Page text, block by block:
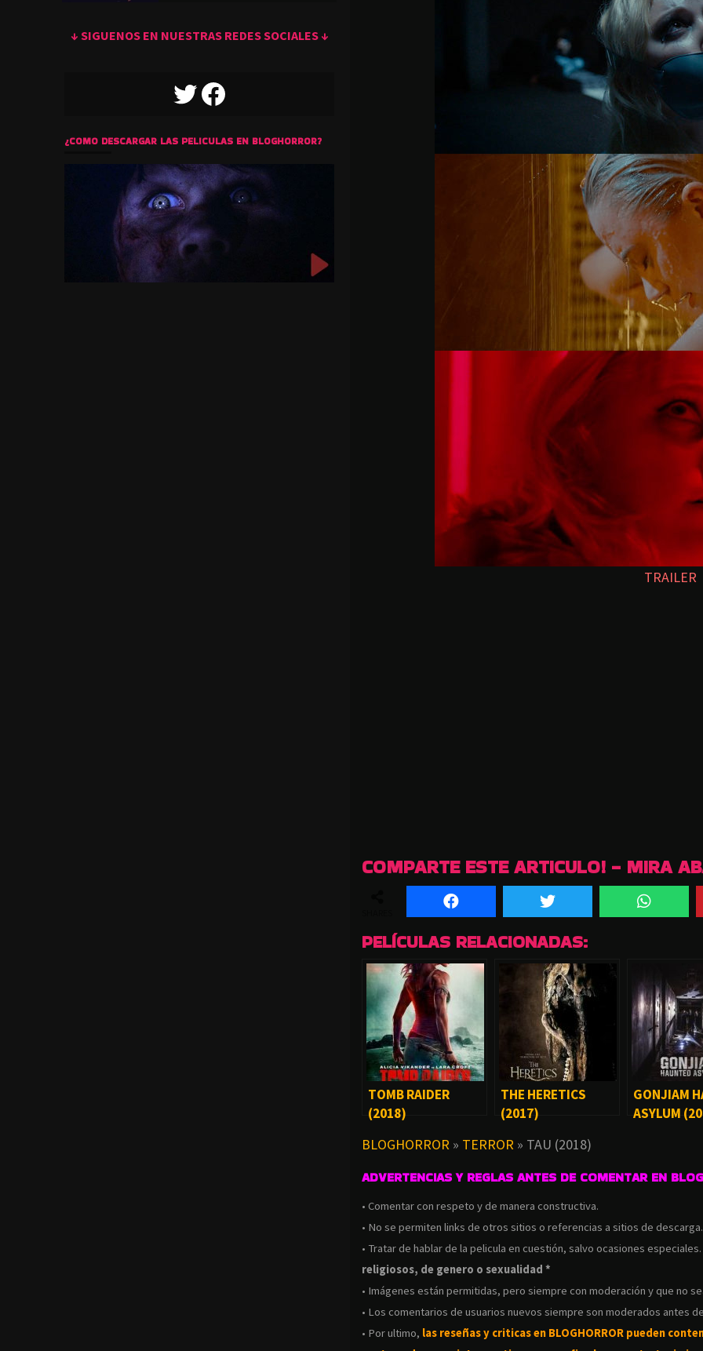
TRAILER
COMPARTE ESTE ARTICULO! - MIRA
PELÍCULAS RELACIONADAS:
TOMB RAIDER
(2018)
THE HERETICS
(2017)
GONJIAM
ASYLUM
BLOGHORROR » TERROR » TAU (2018)
ADVERTENCIAS Y REGLAS ANTES DE COMENTAR EN
• Comentar con respeto y de manera constructiva.
• No se permiten links de otros sitios o referencias a sitios de
• Tratar de hablar de la pelicula en cuestión, salvo ocasiones especiales.
religiosos, de genero o sexualidad *
• Imágenes están permitidas, pero siempre con moderación y que no
• Los comentarios de usuarios nuevos siempre son moderados antes
• Por ultimo, las reseñas y criticas en BLOGHORROR pueden
↓ SIGUENOS EN NUESTRAS REDES SOCIALES ↓
TWITTERFACEBOOK
¿COMO DESCARGAR LAS PELICULAS EN BLOGHORROR?